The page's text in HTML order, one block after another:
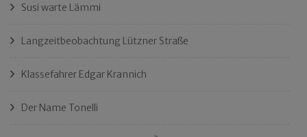
Susi warte Lämmi
Langzeitbeobachtung Lützner Straße
Klassefahrer Edgar Krannich
Der Name Tonelli